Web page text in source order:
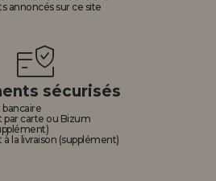
annoncés sur ce site
sécurisés
bancaire
par carte ou Bizum
à la livraison (supplément)